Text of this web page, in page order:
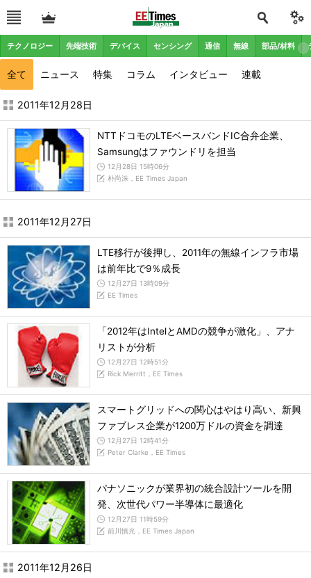
テクノロジー 先端技術 デバイス センシング 通信 無線 部品/材料
全て ニュース 特集 コラム インタビュー 連載
2011年12月の記事一覧 - EE Times Japan
2011年12月28日
NTTドコモのLTEベースバンドIC合弁企業、
Samsungはファウンドリを担当
12月28日 15時06分
朴尚洙，EE Times Japan
2011年12月27日
LTE移行が後押し、2011年の無線インフラ市場
は前年比で9％成長
12月27日 13時09分
EE Times
「2012年はIntelとAMDの競争が激化」、アナ
リストが分析
12月27日 12時51分
Rick Merritt，EE Times
スマートグリッドへの関心はやはり高い、新興
ファブレス企業が1200万ドルの資金を調達
12月27日 12時41分
Peter Clarke，EE Times
パナソニックが業界初の統合設計ツールを開
発、次世代パワー半導体に最適化
12月27日 11時59分
前川慎光，EE Times Japan
2011年12月26日